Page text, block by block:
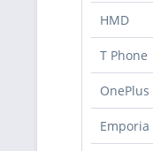
HMD
T Phone
OnePlus
Emporia